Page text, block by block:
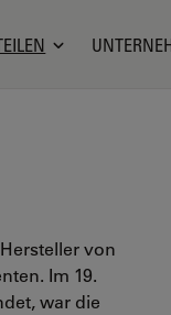
von
Im 19.
war die